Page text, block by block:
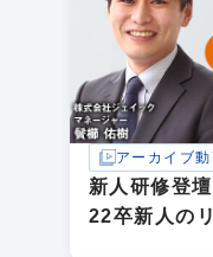
アーカイブ動
新人研修登
22卒新人の